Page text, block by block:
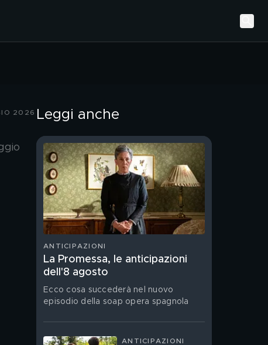
2026 Leggi anche
ANTICIPAZIONI
La Promessa, le anticipazioni
dell'8 agosto
Ecco cosa succederà nel nuovo
episodio della soap opera spagnola
ANTICIPAZIONI